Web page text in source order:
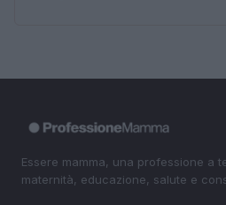
Essere mamma, una professione a
maternità, educazione, salute e